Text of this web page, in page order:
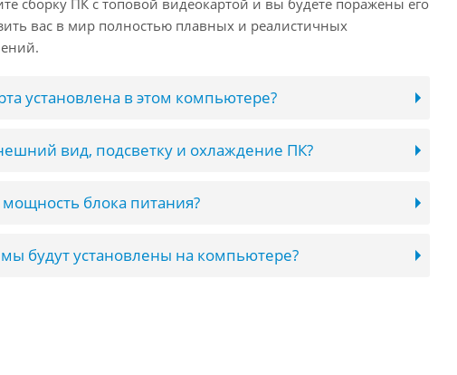
сборку ПК с топовой видеокартой и вы будете поражены его
вас в мир полностью плавных и реалистичных
установлена в этом компьютере?
вид, подсветку и охлаждение ПК?
блока питания?
будут установлены на компьютере?